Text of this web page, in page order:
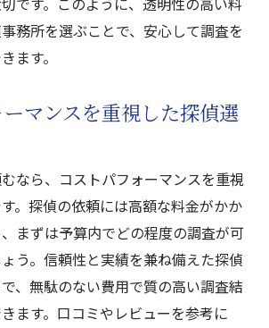
務所を選ぶことで、安心して調査を
ます。
マンスを重視した探偵選
なら、コストパフォーマンスを重視
。探偵の依頼には高額な料金がかか
まずは予算内でどの程度の調査が可
う。信頼性と実績を兼ね備えた探偵
、無駄のない費用で質の高い調査結
ます。口コミやレビューを参考に